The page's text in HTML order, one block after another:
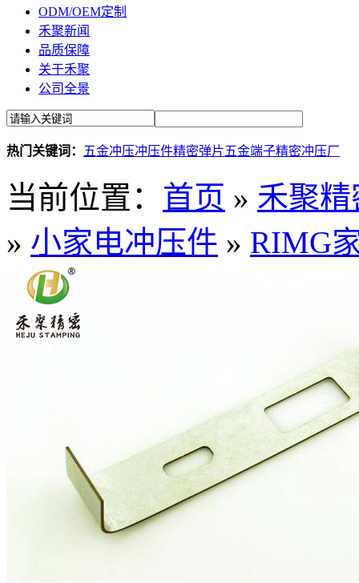
ODM/OEM定制
禾聚新闻
品质保障
关于禾聚
公司全景
热门关键词： 五金冲压冲压件精密弹片五金端子精密冲压厂
当前位置： 首页 » 禾聚
» 小家电冲压件 » RIMG